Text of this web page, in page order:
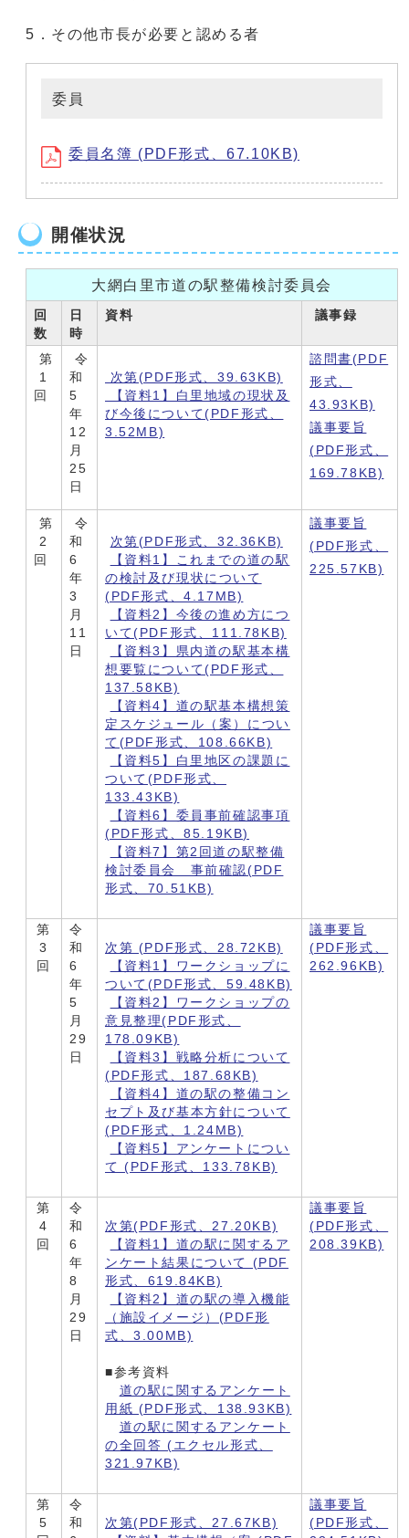
5．その他市長が必要と認める者
委員
委員名簿 (PDF形式、67.10KB)
開催状況
大網白里市道の駅整備検討委員会
回
数
日
時
資料 議事録
第
1
回
令
和
5
年
12
月
25
日
次第(PDF形式、39.63KB)
【資料1】白里地域の現状及
び今後について(PDF形式、
3.52MB)
諮問書(PDF
形式、
43.93KB)
議事要旨
(PDF形式、
169.78KB)
第
2
回
令
和
6
年
3
月
11
日
次第(PDF形式、32.36KB)
【資料1】これまでの道の駅
の検討及び現状について
(PDF形式、4.17MB)
【資料2】今後の進め方につ
いて(PDF形式、111.78KB)
【資料3】県内道の駅基本構
想要覧について(PDF形式、
137.58KB)
【資料4】道の駅基本構想策
定スケジュール（案）につい
て(PDF形式、108.66KB)
【資料5】白里地区の課題に
ついて(PDF形式、
133.43KB)
【資料6】委員事前確認事項
(PDF形式、85.19KB)
【資料7】第2回道の駅整備
検討委員会 事前確認(PDF
形式、70.51KB)
議事要旨
(PDF形式、
225.57KB)
第
3
回
令
和
6
年
5
月
29
日
次第 (PDF形式、28.72KB)
【資料1】ワークショップに
ついて(PDF形式、59.48KB)
【資料2】ワークショップの
意見整理(PDF形式、
178.09KB)
【資料3】戦略分析について
(PDF形式、187.68KB)
【資料4】道の駅の整備コン
セプト及び基本方針について
(PDF形式、1.24MB)
【資料5】アンケートについ
て (PDF形式、133.78KB)
議事要旨
(PDF形式、
262.96KB)
第
4
回
令
和
6
年
8
月
29
日
次第(PDF形式、27.20KB)
【資料1】道の駅に関するア
ンケート結果について (PDF
形式、619.84KB)
【資料2】道の駅の導入機能
（施設イメージ）(PDF形
式、3.00MB)
■参考資料
道の駅に関するアンケート
用紙 (PDF形式、138.93KB)
道の駅に関するアンケート
の全回答 (エクセル形式、
321.97KB)
議事要旨
(PDF形式、
208.39KB)
第
5
令
和
次第(PDF形式、27.67KB)
議事要旨
(PDF形式、